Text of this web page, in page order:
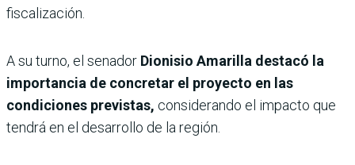
fiscalización.
A su turno, el senador Dionisio Amarilla destacó la
importancia de concretar el proyecto en las
condiciones previstas, considerando el impacto que
tendrá en el desarrollo de la región.